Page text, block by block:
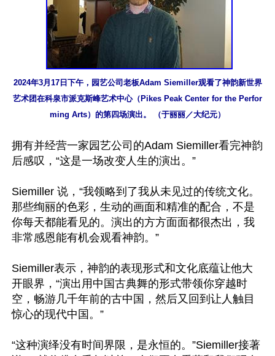
2024年3月17日下午，园艺公司老板Adam Siemiller观看了神韵新世界
艺术团在科泉市派克斯峰艺术中心（Pikes Peak Center for the Perfor
ming Arts）的第四场演出。 （于丽丽／大纪元）
拥有并经营一家园艺公司的Adam Siemiller看完神韵
后感叹，“这是一场改变人生的演出。”
Siemiller 说，“我领略到了我从未见过的传统文化。
那些绚丽的色彩，生动的画面和精准的配合，不是
你每天都能看见的。演出的方方面面都很杰出，我
非常感恩能有机会观看神韵。”
Siemiller表示，神韵的表现形式和文化底蕴让他大
开眼界，“演出用中国古典舞的形式带领你穿越时
空，畅游几千年前的古中国，然后又回到让人触目
惊心的现代中国。”
“这种演绎没有时间界限，是永恒的。”Siemiller接著